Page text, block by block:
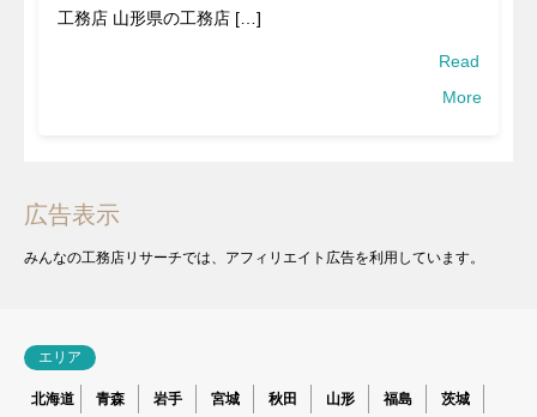
工務店 山形県の工務店 […]
Read
More
広告表示
みんなの工務店リサーチでは、アフィリエイト広告を利用しています。
エリア
北海道 青森 岩手 宮城 秋田 山形 福島 茨城